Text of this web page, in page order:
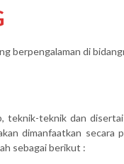
berpengalaman di
teknik-teknik dan
dimanfaatkan secara
sebagai berikut :